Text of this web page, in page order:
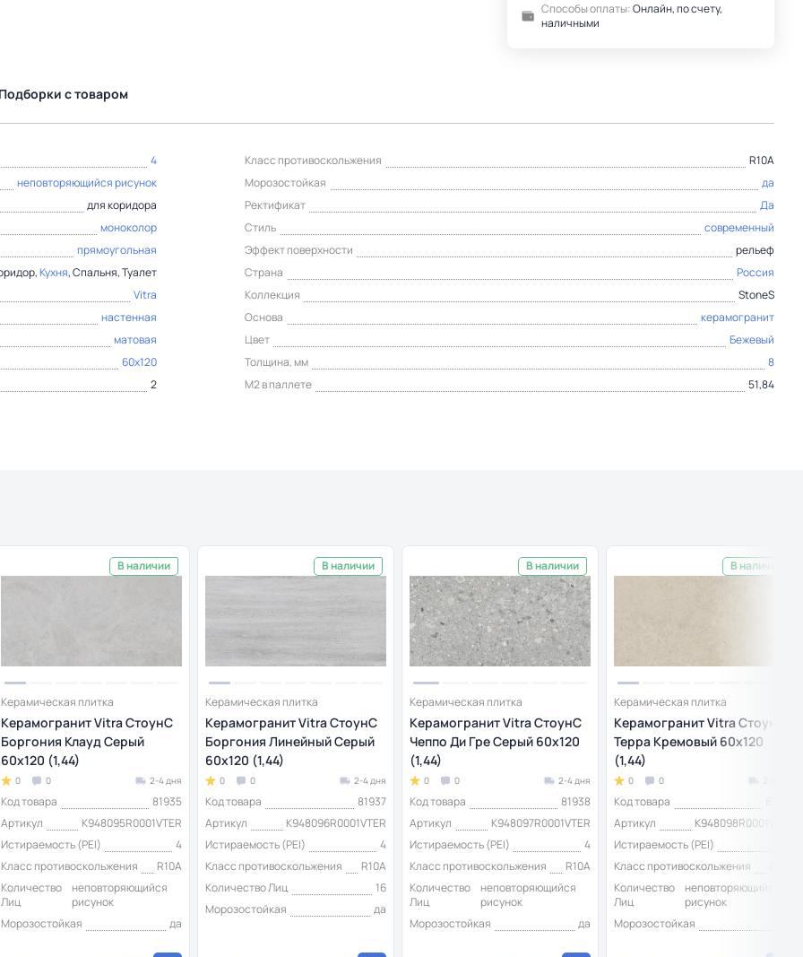
Способы оплаты:Онлайн, по счету,
наличными
Подборки с товаром
4 Класс противоскольжения
R10A
неповторяющийся рисунок Морозостойкая
да
для коридора Ректификат
Да
моноколор Стиль
современный
прямоугольная Эффект поверхности
рельеф
Кухня, Спальня, Туалет Страна
Россия
Vitra Коллекция
StoneS
настенная Основа
керамогранит
матовая Цвет
Бежевый
60x120 Толщина, мм
8
2 М2 в паллете 51,84
В наличии
Керамическая плитка
Керамогранит Vitra СтоунС
Боргония Клауд Серый
60x120 (1,44)
0 0 2-4 дня
Код товара
81935
Артикул
K948095R0001VTER
Истираемость (PEI)
4
Класс противоскольжения
R10A
Количество
Лиц
неповторяющийся
рисунок
Морозостойкая
да
В наличии
Керамическая плитка
Керамогранит Vitra СтоунС
Боргония Линейный Серый
60x120 (1,44)
0 0 2-4 дня
Код товара
81937
Артикул
K948096R0001VTER
Истираемость (PEI)
4
Класс противоскольжения
R10A
Количество Лиц
16
Морозостойкая
да
В наличии
Керамическая плитка
Керамогранит Vitra СтоунС
Чеппо Ди Гре Серый 60x120
(1,44)
0 0 2-4 дня
Код товара
81938
Артикул
K948097R0001VTER
Истираемость (PEI)
4
Класс противоскольжения
R10A
Количество
Лиц
неповторяющийся
рисунок
Морозостойкая
да
В наличии
Керамическая плитка
Керамогранит Vitra СтоунС
Терра Кремовый 60x120
(1,44)
0 0
Код товара
Артикул
K948098R0001VTER
Истираемость (PEI)
Класс противоскольжения
Количество
Лиц
неповторяющийся
рисунок
Морозостойкая